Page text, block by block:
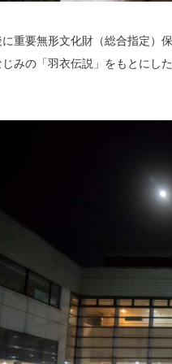
重要無形文化財（総合指定）
みの「羽衣伝説」をもとにし